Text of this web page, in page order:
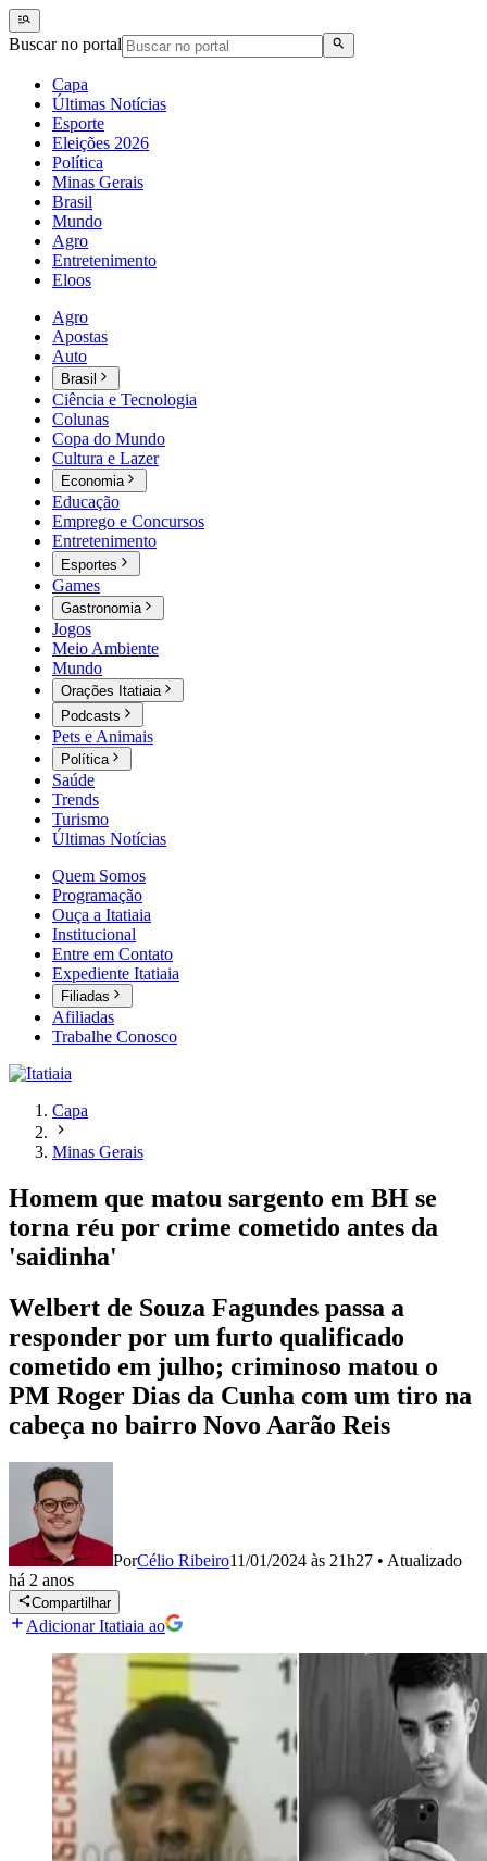
Buscar no portal
Capa
Últimas Notícias
Esporte
Eleições 2026
Política
Minas Gerais
Brasil
Mundo
Agro
Entretenimento
Eloos
Agro
Apostas
Auto
Brasil
Ciência e Tecnologia
Colunas
Copa do Mundo
Cultura e Lazer
Economia
Educação
Emprego e Concursos
Entretenimento
Esportes
Games
Gastronomia
Jogos
Meio Ambiente
Mundo
Orações Itatiaia
Podcasts
Pets e Animais
Política
Saúde
Trends
Turismo
Últimas Notícias
Quem Somos
Programação
Ouça a Itatiaia
Institucional
Entre em Contato
Expediente Itatiaia
Filiadas
Afiliadas
Trabalhe Conosco
Capa
Minas Gerais
Homem que matou sargento em BH se
torna réu por crime cometido antes da
'saidinha'
Welbert de Souza Fagundes passa a
responder por um furto qualificado
cometido em julho; criminoso matou o
PM Roger Dias da Cunha com um tiro na
cabeça no bairro Novo Aarão Reis
PorCélio Ribeiro11/01/2024 às 21h27 • Atualizado
há 2 anos
Compartilhar
Adicionar Itatiaia ao